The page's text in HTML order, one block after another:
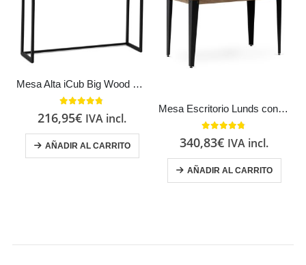
Mesa Alta iCub Big Wood 120x30x110cm Estilo Industrial Vintage metal en Negro madera Maciza
216,95€ IVA incl.
AÑADIR AL CARRITO
Mesa Escritorio Lunds con 3 Compartimentos Ocultos 120x60cm Estilo Industrial Vintage
340,83€ IVA incl.
AÑADIR AL CARRITO